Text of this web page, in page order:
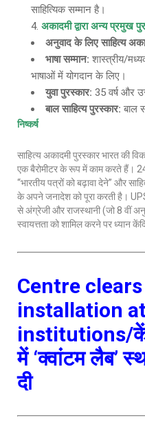
साहित्यिक सम्मान है।
अकादमी द्वारा अन्य प्रमुख
अनुवाद के लिए साहित्य
भाषा सम्मान: शास्त्रीय/
भाषाओं में योगदान के लिए।
युवा पुरस्कार: 35 वर्ष और
बाल साहित्य पुरस्कार: बाल
निष्कर्ष
साहित्य अकादमी पुरस्कार भारत की
एक बैरोमीटर के रूप में काम करते हैं। 24
“भारतीय पत्रों को बढ़ावा देने” और
के अपने जनादेश को पूरा करती है।
से अंग्रेजी और राजस्थानी (जो 8 वीं
स्वायत्तता को शामिल करने पर ध्यान
Centre clears
installation
institutions/
में ‘क्वांटम लैब’
दी